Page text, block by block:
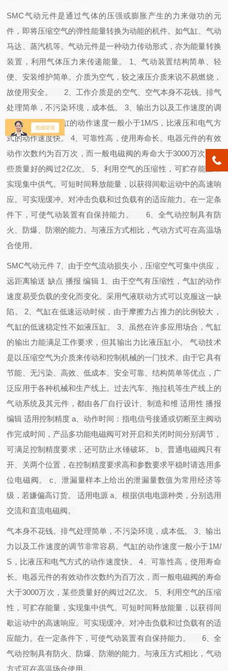
SMC气动元件是通过气体的压强或膨胀产生的力来做功的元
件，即将压缩空气的弹性能量转换为动能的机件。如气缸、气动
马达、蒸汽机等。气动元件是一种动力传动形式，亦为能量转换
装置，利用气体压力来传递能量。 1、气动装置结构简单、轻
便、安装维护简单。介质为空气，较之液压介质来说不易燃烧，
故使用安全。 2、工作介质是的空气、空气本身不花钱。排气
处理简单，不污染环境，成本低。 3、输出力以及工作速度的调
节非常容易。气缸的动作速度一般小于1M/S，比液压和电气方
式的动作速度快。 4、可靠性高，使用寿命长。电器元件的有效
动作次数约为百万次，而一般电磁阀的寿命大于3000万次，某
些质量好的阀过2亿次。 5、利用空气的压缩性，可贮存能量，
实现集中供气。可短时间释放能量，以获得间歇运动中的高速响
应。可实现缓冲。对冲击负载和过负载有的适应能力。在一定条
件下，可使气动装置有自保持能力。 6、全气动控制具有防
火、防爆、防潮的能力。与液压方式相比，气动方式可在高温场
合使用。
SMC气动元件 7、由于空气流动损失小，压缩空气可集中供应，
远距离输送 缺点 播报 编辑 1、由于空气有压缩性，气缸的动作
速度易受负载的变化而变化。采用气液联动方式可以克服这一缺
陷。 2、气缸在低速运动时候，由于摩擦力占推力的比例较大，
气缸的低速稳定性不如液压缸。 3、虽然在许多应用场合，气缸
的输出力能满足工作要求，但其输出力比液压缸小。 气动技术
是以压缩空气为介质来传动和控制机械的一门技术。由于它具有
节能、无污染、高效、低成本、安全可靠、结构简单等优点，广
泛应用于各种机械和生产线上。过去汽车、拖拉机等生产线上的
气动系统及其元件，都由各厂自行设计、制造和维 适用性 播报
编辑 适用控制精度 a、动作时间：指电信号接通或切断至主阀动
作完成时间，产品多功能电磁阀可对开启和关闭时间分别调节，
可满足控制精度要求，还可防止水锤破坏。 b、普通电磁阀只有
开、关两个位置，在控制精度要求高和参数要求平稳时请选用多
位电磁阀。 c、泄漏量样本上给出的泄漏量数值为常用经济等
级，若嫌偏高订货。 适用电源 a、根据供电电源种类，分别选用
交流和直流电磁阀。
气本身不花钱。排气处理简单，不污染环境，成本低。 3、输出
力以及工作速度的调节非常容易。气缸的动作速度一般小于1M/
S，比液压和电气方式的动作速度快。 4、可靠性高，使用寿命
长。电器元件的有效动作次数约为百万次，而一般电磁阀的寿命
大于3000万次，某些质量好的阀过2亿次。 5、利用空气的压缩
性，可贮存能量，实现集中供气。可短时间释放能量，以获得间
歇运动中的高速响应。可实现缓冲。对冲击负载和过负载有的适
应能力。在一定条件下，可使气动装置有自保持能力。 6、全
气动控制具有防火、防爆、防潮的能力。与液压方式相比，气动
方式可在高温场合使用。